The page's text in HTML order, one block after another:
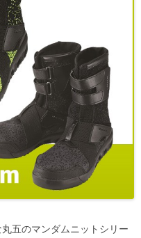
五のマンダムニットシリー